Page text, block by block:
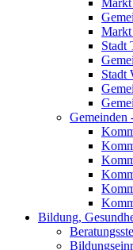
Markt
Markt
Stadt
Stadt
Gemeinden
Bildung,